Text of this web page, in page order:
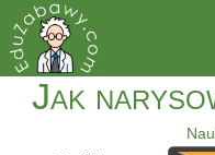
Jak